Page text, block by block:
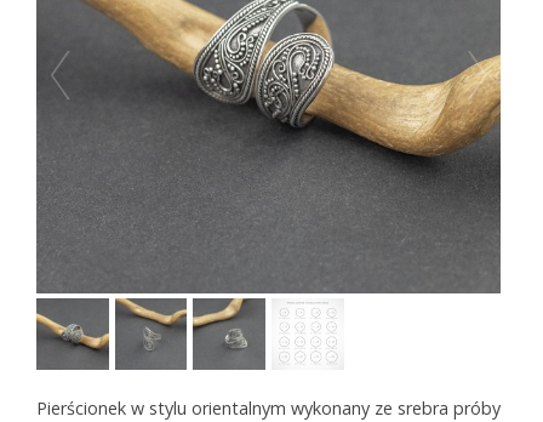
Pierścionek w stylu orientalnym wykonany ze srebra próby